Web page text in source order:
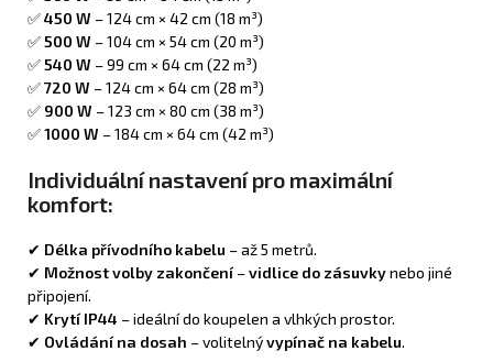
✅450 W – 124 cm × 42 cm (18 m³)
✅500 W – 104 cm × 54 cm (20 m³)
✅540 W – 99 cm × 64 cm (22 m³)
✅720 W – 124 cm × 64 cm (28 m³)
✅ 900 W – 123 cm × 80 cm (38 m³)
✅1000 W – 184 cm × 64 cm (42 m³)
Individuální nastavení pro maximální
komfort:
✔ Délka přívodního kabelu – až 5 metrů.
✔ Možnost volby zakončení –vidlice do zásuvkynebo jiné
připojení.
✔ Krytí IP44 – ideální do koupelen a vlhkých prostor.
✔ Ovládání na dosah – volitelnývypínač na kabelu.